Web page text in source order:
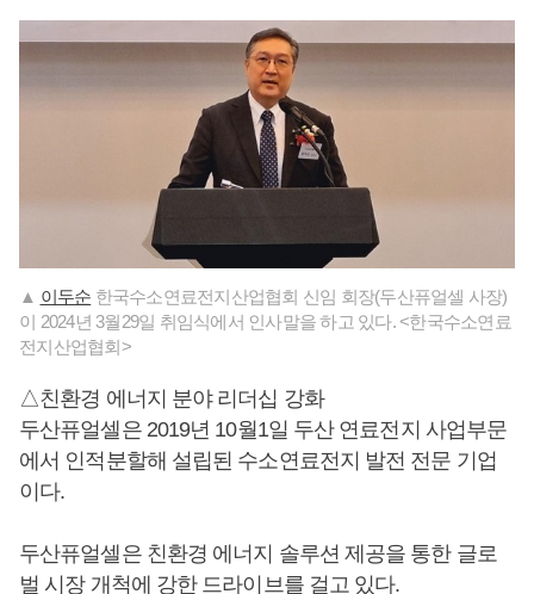
▲ 이두순 한국수소연료전지산업협회 신임 회장(두산퓨얼셀 사장)
이 2024년 3월29일 취임식에서 인사말을 하고 있다. <한국수소연료
전지산업협회>
△친환경 에너지 분야 리더십 강화
두산퓨얼셀은 2019년 10월1일 두산 연료전지 사업부문
에서 인적분할해 설립된 수소연료전지 발전 전문 기업
이다.
두산퓨얼셀은 친환경 에너지 솔루션 제공을 통한 글로
벌 시장 개척에 강한 드라이브를 걸고 있다.